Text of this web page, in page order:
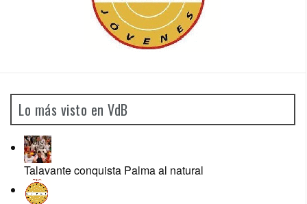
Lo más visto en VdB
Talavante conquista Palma al natural